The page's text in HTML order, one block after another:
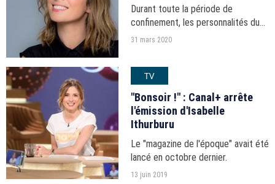
Durant toute la période de
confinement, les personnalités du
PAF vous donnent leurs
31 mars 2020
TV
"Bonsoir !" : Canal+ arrête
l'émission d'Isabelle
Ithurburu
Le "magazine de l'époque" avait été
lancé en octobre dernier.
13 juin 2019